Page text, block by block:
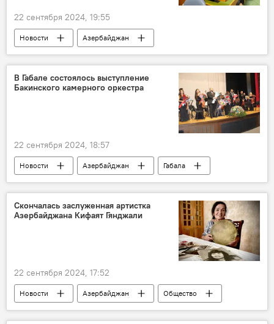
22 сентября 2024, 19:55
Новости
Азербайджан
МИД Азербайджана
ООН
Генассамблея ООН
Делегация
Документы
Соцсети
В Габале состоялось выступление
Бакинского камерного оркестра
22 сентября 2024, 18:57
Новости Азербайджан
Габала
Общество
Музыка
Концерт
Азербайджанский государственный камерный оркестр имени Гара Гараева
Фархад Бадалбейли
Узеир Гаджибейли
Скончалась заслуженная артистка
Азербайджана Кифаят Гянджали
22 сентября 2024, 17:52
Новости Азербайджан
Общество
Исполнитель
Мугам
Ханенде